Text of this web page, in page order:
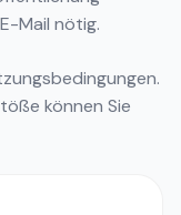
Mail nötig.
.
können Sie